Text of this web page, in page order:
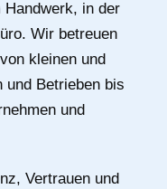
in der
Wir betreuen
kleinen und
und Betrieben bis
und
Vertrauen und